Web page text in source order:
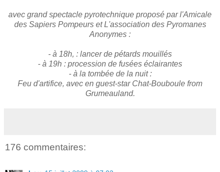
avec grand spectacle pyrotechnique proposé par l'Amicale
des Sapiers Pompeurs et L'association des Pyromanes
Anonymes :
- à 18h, : lancer de pétards mouillés
- à 19h : procession de fusées éclairantes
- à la tombée de la nuit :
Feu d'artifice, avec en guest-star Chat-Bouboule from
Grumeauland.
176 commentaires: